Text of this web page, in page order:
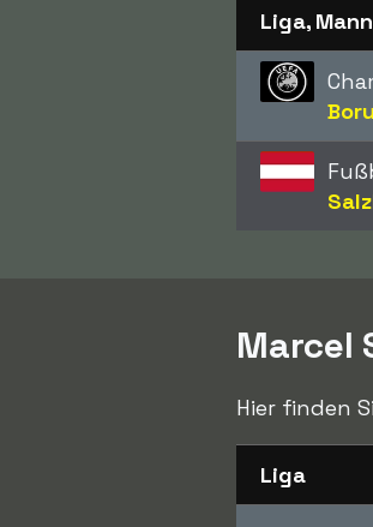
Liga,
Marcel
Hier finden
Liga